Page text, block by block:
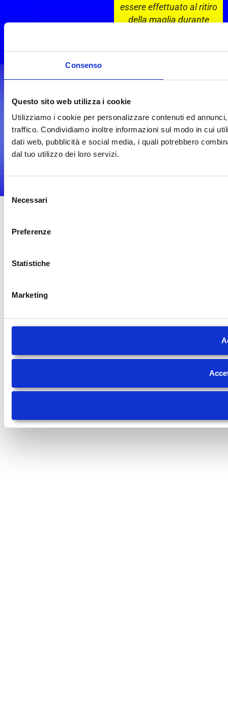
Consenso
Questo sito web utilizza i cookie
Utilizziamo i cookie per personalizzare contenuti ed
traffico. Condividiamo inoltre informazioni sul modo in cui
dati web, pubblicità e social media, i quali potrebbero
dal tuo utilizzo dei loro servizi.
delNecessari
Preferenze
Statistiche
Marketing
essere effettuato al ritiro
della maglia durante